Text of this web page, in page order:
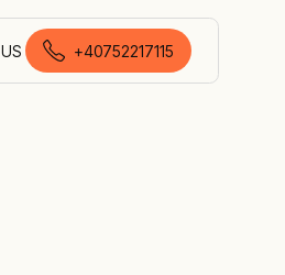
US
română (România)
+40752217115